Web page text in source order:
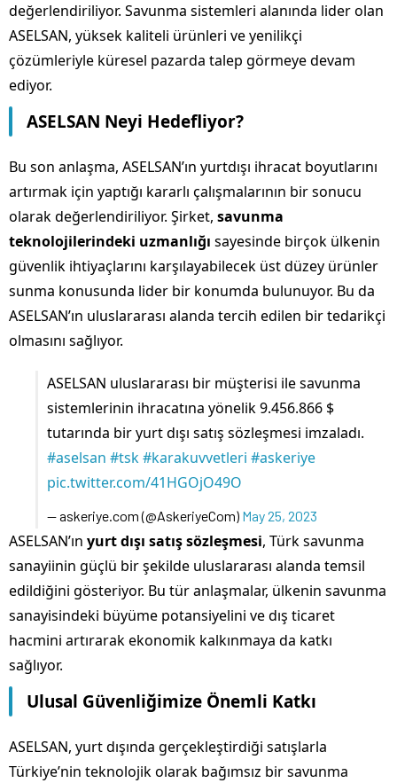
değerlendiriliyor. Savunma sistemleri alanında lider olan
ASELSAN, yüksek kaliteli ürünleri ve yenilikçi
çözümleriyle küresel pazarda talep görmeye devam
ediyor.
ASELSAN Neyi Hedefliyor?
Bu son anlaşma, ASELSAN’ın yurtdışı ihracat boyutlarını
artırmak için yaptığı kararlı çalışmalarının bir sonucu
olarak değerlendiriliyor. Şirket, savunma
teknolojilerindeki uzmanlığı sayesinde birçok ülkenin
güvenlik ihtiyaçlarını karşılayabilecek üst düzey ürünler
sunma konusunda lider bir konumda bulunuyor. Bu da
ASELSAN’ın uluslararası alanda tercih edilen bir tedarikçi
olmasını sağlıyor.
ASELSAN uluslararası bir müşterisi ile savunma
sistemlerinin ihracatına yönelik 9.456.866 $
tutarında bir yurt dışı satış sözleşmesi imzaladı.
#aselsan #tsk#karakuvvetleri #askeriye
pic.twitter.com/41HGOjO49O
— askeriye.com (@AskeriyeCom) May 25, 2023
ASELSAN’ın yurt dışı satış sözleşmesi, Türk savunma
sanayiinin güçlü bir şekilde uluslararası alanda temsil
edildiğini gösteriyor. Bu tür anlaşmalar, ülkenin savunma
sanayisindeki büyüme potansiyelini ve dış ticaret
hacmini artırarak ekonomik kalkınmaya da katkı
sağlıyor.
Ulusal Güvenliğimize Önemli Katkı
ASELSAN, yurt dışında gerçekleştirdiği satışlarla
Türkiye’nin teknolojik olarak bağımsız bir savunma